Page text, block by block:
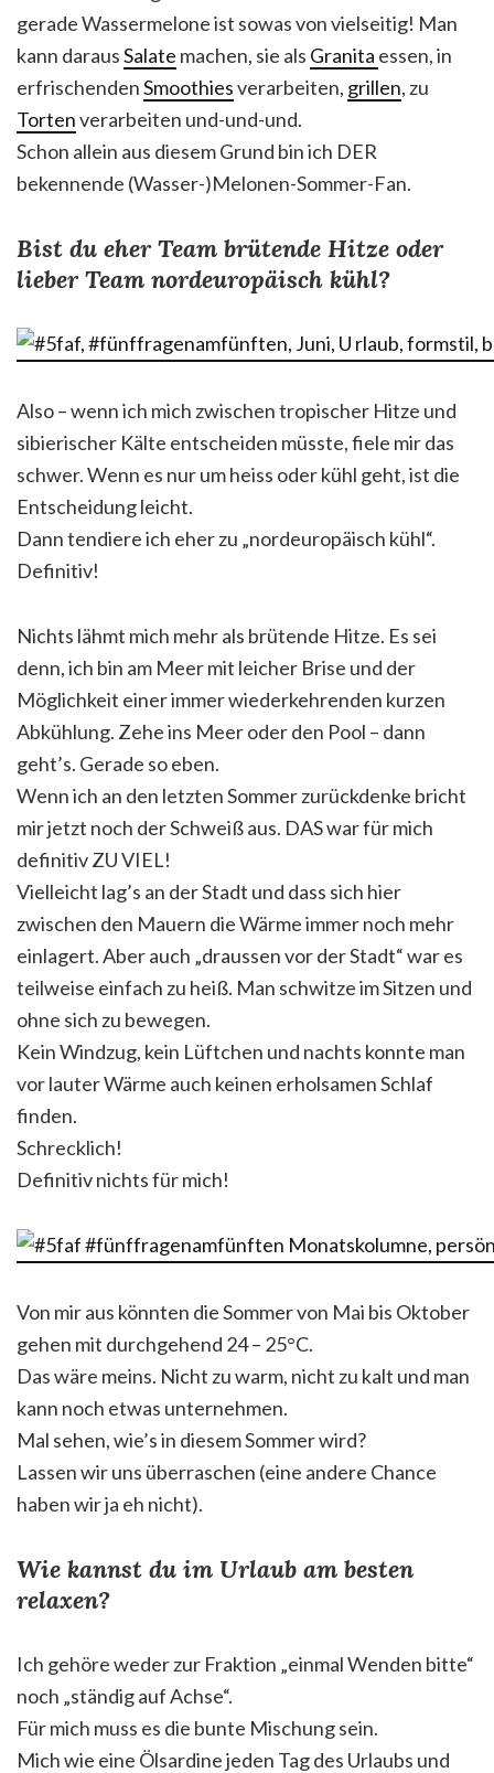
gerade Wassermelone ist sowas von vielseitig! Man
kann darausSalate machen, sie als Granita essen, in
erfrischendenSmoothiesverarbeiten, grillen, zu
Tortenverarbeiten und-und-und.
Schon allein aus diesem Grund bin ich DER
bekennende (Wasser-)Melonen-Sommer-Fan.
Bist du eher Team brütende Hitze oder
lieber Team nordeuropäisch kühl?
Also – wenn ich mich zwischen tropischer Hitze und
sibierischer Kälte entscheiden müsste, fiele mir das
schwer. Wenn es nur um heiss oder kühl geht, ist die
Entscheidung leicht.
Dann tendiere ich eher zu „nordeuropäisch kühl“.
Definitiv!
Nichts lähmt mich mehr als brütende Hitze. Es sei
denn, ich bin am Meer mit leicher Brise und der
Möglichkeit einer immer wiederkehrenden kurzen
Abkühlung. Zehe ins Meer oder den Pool – dann
geht’s. Gerade so eben.
Wenn ich an den letzten Sommer zurückdenke bricht
mir jetzt noch der Schweiß aus. DAS war für mich
definitiv ZU VIEL!
Vielleicht lag’s an der Stadt und dass sich hier
zwischen den Mauern die Wärme immer noch mehr
einlagert. Aber auch „draussen vor der Stadt“ war es
teilweise einfach zu heiß. Man schwitze im Sitzen und
ohne sich zu bewegen.
Kein Windzug, kein Lüftchen und nachts konnte man
vor lauter Wärme auch keinen erholsamen Schlaf
finden.
Schrecklich!
Definitiv nichts für mich!
Von mir aus könnten die Sommer von Mai bis Oktober
gehen mit durchgehend 24 – 25°C.
Das wäre meins. Nicht zu warm, nicht zu kalt und man
kann noch etwas unternehmen.
Mal sehen, wie’s in diesem Sommer wird?
Lassen wir uns überraschen (eine andere Chance
haben wir ja eh nicht).
Wie kannst du im Urlaub am besten
relaxen?
Ich gehöre weder zur Fraktion „einmal Wenden bitte“
noch „ständig auf Achse“.
Für mich muss es die bunte Mischung sein.
Mich wie eine Ölsardine jeden Tag des Urlaubs und